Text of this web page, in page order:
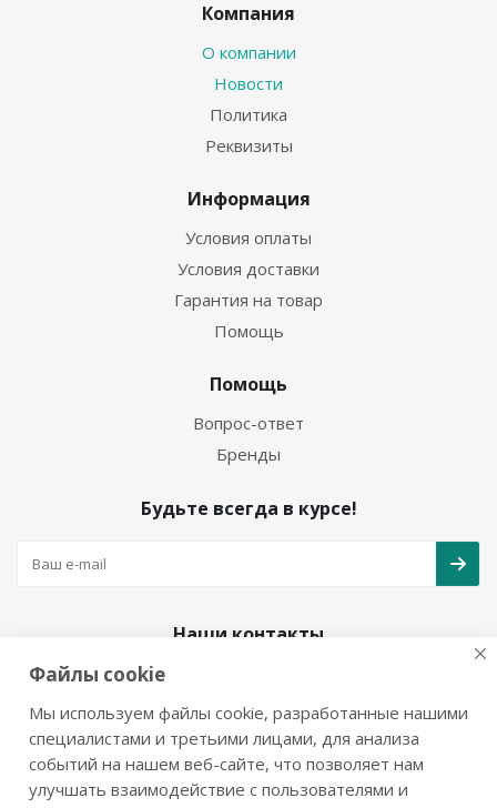
Компания
О компании
Новости
Политика
Реквизиты
Информация
Условия оплаты
Условия доставки
Гарантия на товар
Помощь
Помощь
Вопрос-ответ
Бренды
Будьте всегда в курсе!
Наши контакты
+7(925)979-08-25
Файлы cookie
Мы используем файлы cookie, разработанные нашими
специалистами и третьими лицами, для анализа
событий на нашем веб-сайте, что позволяет нам
улучшать взаимодействие с пользователями и